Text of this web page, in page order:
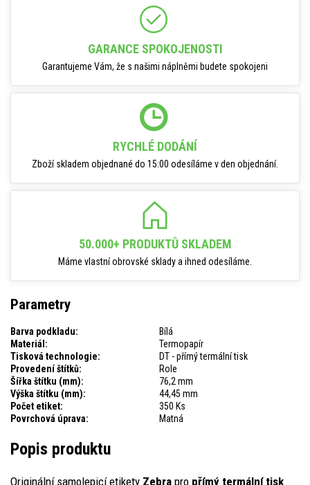
GARANCE SPOKOJENOSTI
Garantujeme Vám, že s našimi náplněmi budete spokojeni
RYCHLÉ DODÁNÍ
Zboží skladem objednané do 15:00 odesíláme v den objednání.
50.000+ PRODUKTŮ SKLADEM
Máme vlastní obrovské sklady a ihned odesíláme.
Parametry
Barva podkladu:
Bílá
Materiál:
Termopapír
Tisková technologie:
DT - přímý termální tisk
Provedení štítků:
Role
Šířka štítku (mm):
76,2 mm
Výška štítku (mm):
44,45 mm
Počet etiket:
350 Ks
Povrchová úprava:
Matná
Popis produktu
Originální samolepicí etikety Zebra pro přímý termální tisk